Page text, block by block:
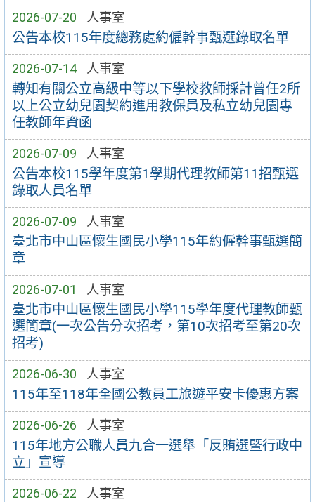
2026-07-20 人事室
公告本校115年度總務處約僱幹事甄選錄取名單
2026-07-14 人事室
轉知有關公立高級中等以下學校教師採計曾任2所
以上公立幼兒園契約進用教保員及私立幼兒園專
任教師年資函
2026-07-09 人事室
公告本校115學年度第1學期代理教師第11招甄選
錄取人員名單
2026-07-09 人事室
臺北市中山區懷生國民小學115年約僱幹事甄選簡
章
2026-07-01 人事室
臺北市中山區懷生國民小學115學年度代理教師甄
選簡章(一次公告分次招考，第10次招考至第20次
招考)
2026-06-30 人事室
115年至118年全國公教員工旅遊平安卡優惠方案
2026-06-26 人事室
115年地方公職人員九合一選舉「反賄選暨行政中
立」宣導
2026-06-22 人事室